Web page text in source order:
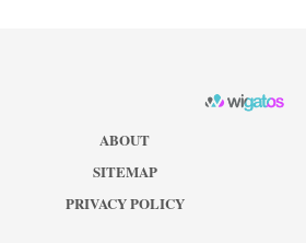
ABOUT
SITEMAP
PRIVACY POLICY